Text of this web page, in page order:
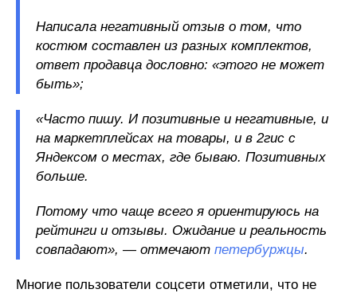
Написала негативный отзыв о том, что
костюм составлен из разных комплектов,
ответ продавца дословно: «этого не может
быть»;
«Часто пишу. И позитивные и негативные, и
на маркетплейсах на товары, и в 2гис с
Яндексом о местах, где бываю. Позитивных
больше.
Потому что чаще всего я ориентируюсь на
рейтинги и отзывы. Ожидание и реальность
совпадают», — отмечают петербуржцы.
Многие пользователи соцсети отметили, что не